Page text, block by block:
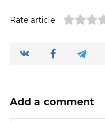
Rate article
Add a comment